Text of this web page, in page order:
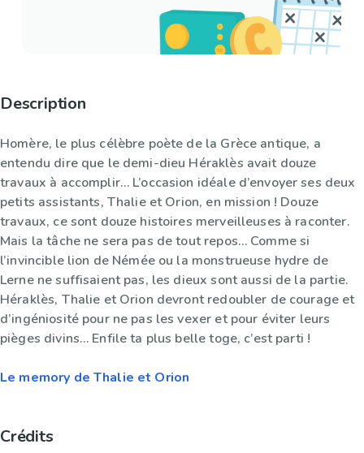
Description
Homère, le plus célèbre poète de la Grèce antique, a
entendu dire que le demi-dieu Héraklès avait douze
travaux à accomplir… L’occasion idéale d’envoyer ses deux
petits assistants, Thalie et Orion, en mission ! Douze
travaux, ce sont douze histoires merveilleuses à raconter.
Mais la tâche ne sera pas de tout repos… Comme si
l’invincible lion de Némée ou la monstrueuse hydre de
Lerne ne suffisaient pas, les dieux sont aussi de la partie.
Héraklès, Thalie et Orion devront redoubler de courage et
d’ingéniosité pour ne pas les vexer et pour éviter leurs
pièges divins… Enfile ta plus belle toge, c’est parti !
Le memory de Thalie et Orion
Crédits